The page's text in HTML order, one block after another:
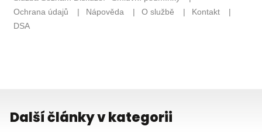
Další články v kategorii